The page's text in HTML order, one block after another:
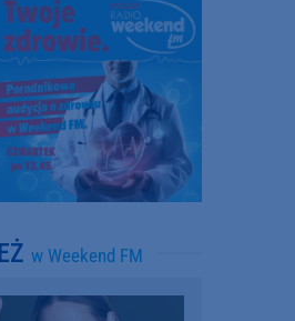
w Weekend FM